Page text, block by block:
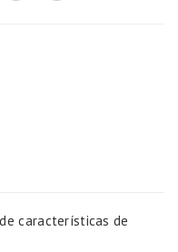
características de